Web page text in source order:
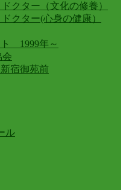
クター（文化の修養）
クター(心身の健康）
1999年～
会
宿御苑前
ル